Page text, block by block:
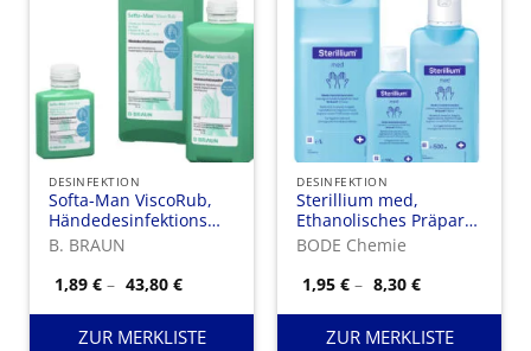
DESINFEKTION
Softa-Man ViscoRub,
Händedesinfektionsmittel
mit gelartiger
B. BRAUN
1,89€ – 43,80€Preisspanne:
1,89 €
bis
43,80 €
ZUR MERKLISTE
DESINFEKTION
Sterillium med,
Ethanolisches Präparat
ohne Farb- und
bewährtem
Hautpflegekomplex.
BODE Chemie
1,95€ – 8,30€Preisspanne:
1,95 €
bis
8,30 €
ZUR MERKLISTE